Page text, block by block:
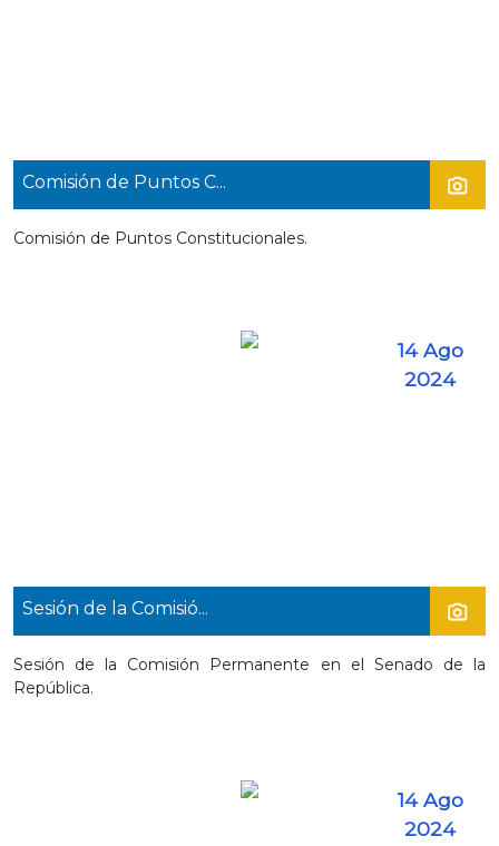
Comisión de Puntos C...
Comisión de Puntos Constitucionales.
14 Ago
2024
Sesión de la Comisió...
Sesión de la Comisión Permanente en el Senado de la
República.
14 Ago
2024